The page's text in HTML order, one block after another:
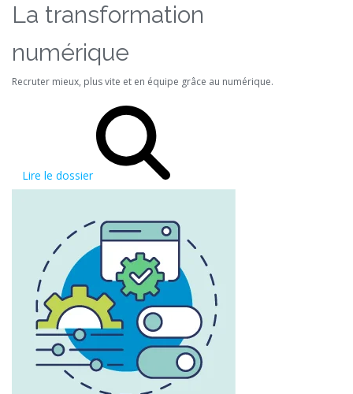
La transformation
numérique
Recruter mieux, plus vite et en équipe grâce au numérique.
Lire le dossier